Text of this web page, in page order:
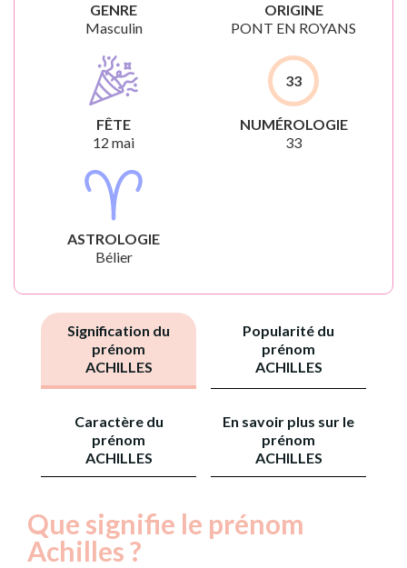
GENRE
Masculin
ORIGINE
PONT EN ROYANS
FÊTE
12 mai
33
NUMÉROLOGIE
33
ASTROLOGIE
Bélier
Signification du
prénom
ACHILLES
Popularité du
prénom
ACHILLES
Caractère du
prénom
ACHILLES
En savoir plus sur le
prénom
ACHILLES
Que signifie le prénom
Achilles ?